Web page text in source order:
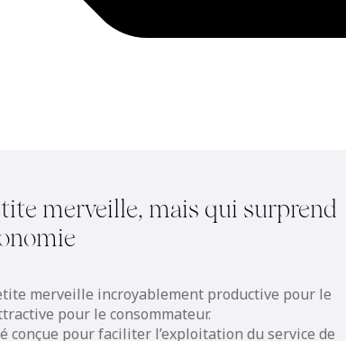
merveille, mais qui surprend
merveille incroyablement productive pour le
pour le consommateur.
conçue pour faciliter l’exploitation du service de